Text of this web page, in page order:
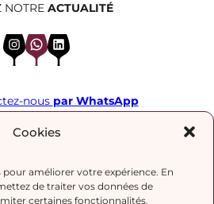
Cookies
améliorer votre expérience. En
de traiter vos données de
certaines fonctionnalités.
NOTRE ACTUALITÉ
InstagramWhatsApp LinkedIn
nous par WhatsApp
DE DIFFUSION